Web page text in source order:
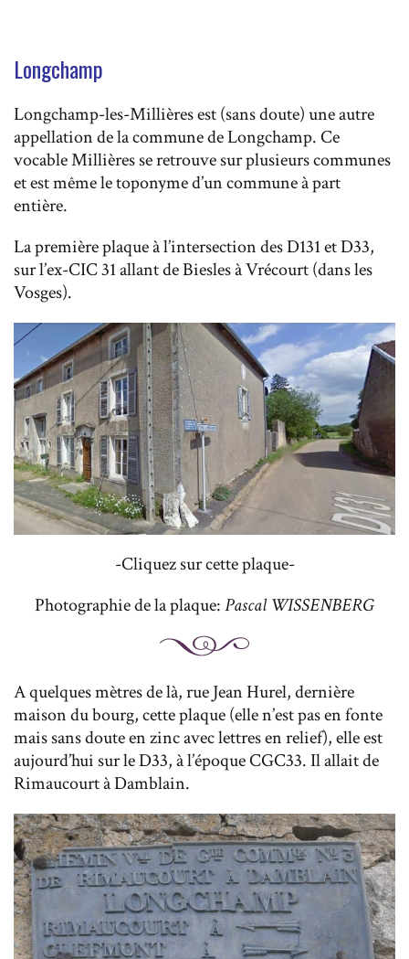
Longchamp
Longchamp-les-Millières est (sans doute) une autre
appellation de la commune de Longchamp. Ce
vocable Millières se retrouve sur plusieurs communes
et est même le toponyme d’un commune à part
entière.
La première plaque à l’intersection des D131 et D33,
sur l’ex-CIC 31 allant de Biesles à Vrécourt (dans les
Vosges).
-Cliquez sur cette plaque-
Photographie de la plaque:Pascal WISSENBERG
A quelques mètres de là, rue Jean Hurel, dernière
maison du bourg, cette plaque (elle n’est pas en fonte
mais sans doute en zinc avec lettres en relief), elle est
aujourd’hui sur le D33, à l’époque CGC33. Il allait de
Rimaucourt à Damblain.